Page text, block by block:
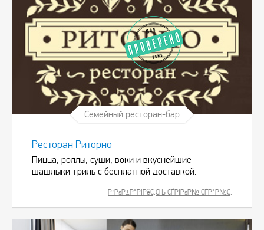
Семейный ресторан-бар
Ресторан Риторно
Пицца, роллы, суши, воки и вкуснейшие
шашлыки-гриль с бесплатной доставкой.
Р”РѕР±Р°РІРёС‚СЊ СЃРІРѕР№ СЃР°Р№С‚